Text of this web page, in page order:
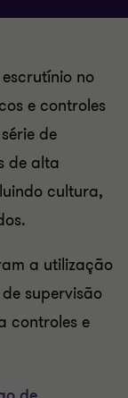
no
e controles
de
de alta
cultura,
a utilização
supervisão
controles e